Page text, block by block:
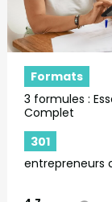
Formats
3 formules :
Complet
301
entrepreneurs